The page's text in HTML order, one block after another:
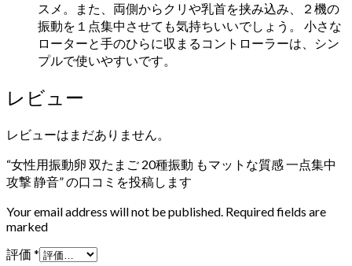
スメ。また、両側からクリや乳首を挟み込み、２機の
振動を１点集中させても気持ちいいでしょう。 小さな
ローターと手のひらに収まるコントローラーは、シン
プルで使いやすいです。
レビュー
レビューはまだありません。
“女性用振動卵 双たまご 20種振動 もマットな質感 一点集中
攻撃 静音” の口コミを投稿します
Your email address will not be published. Required fields are
marked
評価 *